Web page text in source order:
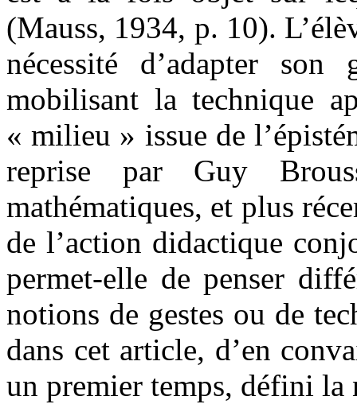
(Mauss, 1934, p. 10).
nécessité d’adapter son
mobilisant la technique
« milieu » issue de
reprise par Guy
mathématiques, et plus
de l’action didactique
permet-elle de penser
notions de gestes ou de
dans cet article, d’en
un premier temps, défini